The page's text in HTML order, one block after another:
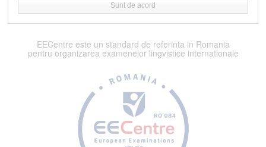
Sunt de acord
EECentre este un standard de referinta in Romania
pentru organizarea examenelor lingvistice internationale